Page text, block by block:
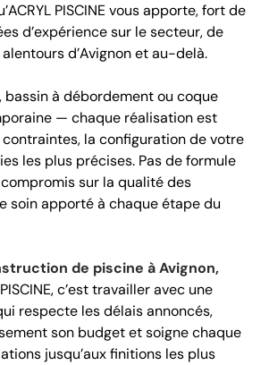
PISCINE vous apporte, fort de
d’expérience sur le secteur, de
alentours d’Avignon et au-delà.
bassin à débordement ou coque
— chaque réalisation est
contraintes, la configuration de votre
les plus précises. Pas de formule
sur la qualité des
soin apporté à chaque étape du
de piscine à Avignon,
c’est travailler avec une
respecte les délais annoncés,
son budget et soigne chaque
jusqu’aux finitions les plus